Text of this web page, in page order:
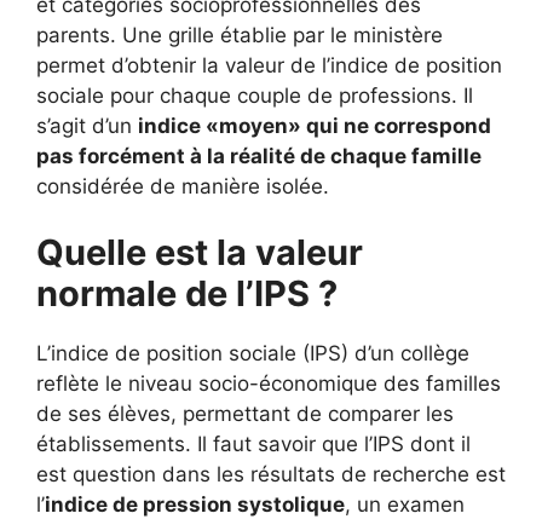
parents. Une grille établie par le ministère
permet d’obtenir la valeur de l’indice de position
sociale pour chaque couple de professions. Il
s’agit d’un indice «moyen» qui ne correspond
pas forcément à la réalité de chaque famille
considérée de manière isolée.
Quelle est la valeur
normale de l’IPS ?
L’indice de position sociale (IPS) d’un collège
reflète le niveau socio-économique des familles
de ses élèves, permettant de comparer les
établissements. Il faut savoir que l’IPS dont il
est question dans les résultats de recherche est
l’indice de pression systolique, un examen